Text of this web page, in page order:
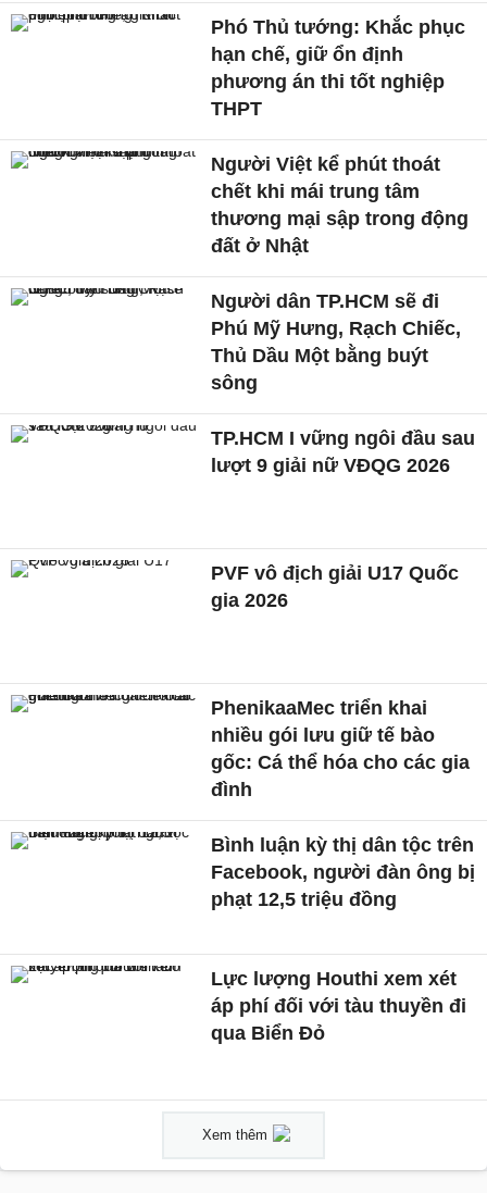
Phó Thủ tướng: Khắc phục
hạn chế, giữ ổn định
phương án thi tốt nghiệp
THPT
Người Việt kể phút thoát
chết khi mái trung tâm
thương mại sập trong động
đất ở Nhật
Người dân TP.HCM sẽ đi
Phú Mỹ Hưng, Rạch Chiếc,
Thủ Dầu Một bằng buýt
sông
TP.HCM I vững ngôi đầu sau
lượt 9 giải nữ VĐQG 2026
PVF vô địch giải U17 Quốc
gia 2026
PhenikaaMec triển khai
nhiều gói lưu giữ tế bào
gốc: Cá thể hóa cho các gia
đình
Bình luận kỳ thị dân tộc trên
Facebook, người đàn ông bị
phạt 12,5 triệu đồng
Lực lượng Houthi xem xét
áp phí đối với tàu thuyền đi
qua Biển Đỏ
Xem thêm